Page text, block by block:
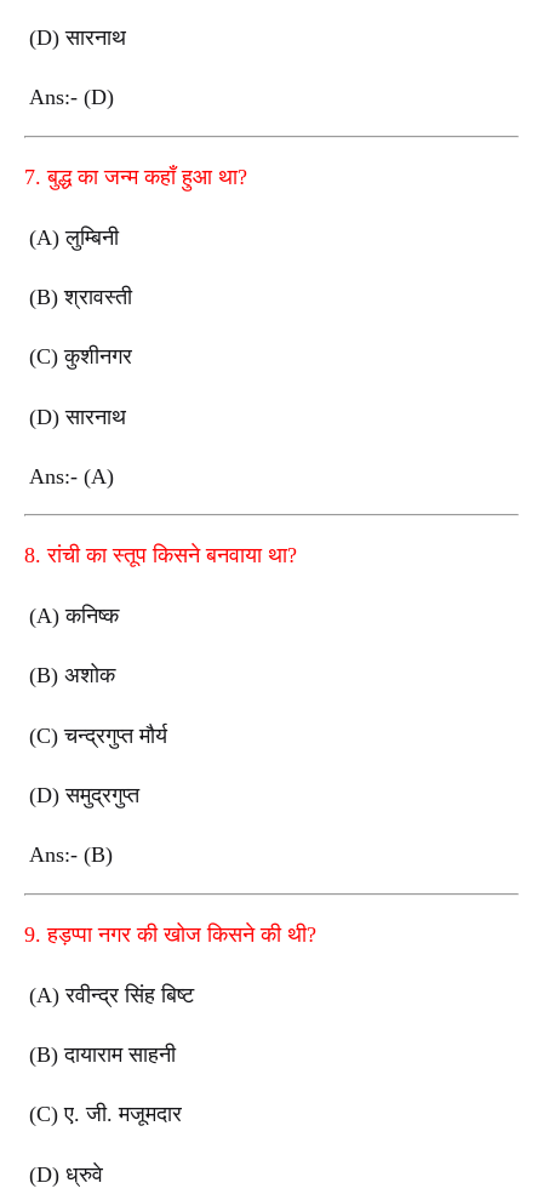
(D) सारनाथ
Ans:- (D)
7. बुद्ध का जन्म कहाँ हुआ था?
(A) लुम्बिनी
(B) श्रावस्ती
(C) कुशीनगर
(D) सारनाथ
Ans:- (A)
8. रांची का स्तूप किसने बनवाया था?
(A) कनिष्क
(B) अशोक
(C) चन्द्रगुप्त मौर्य
(D) समुद्रगुप्त
Ans:- (B)
9. हड़प्पा नगर की खोज किसने की थी?
(A) रवीन्द्र सिंह बिष्ट
(B) दायाराम साहनी
(C) ए. जी. मजूमदार
(D) ध्रुवे